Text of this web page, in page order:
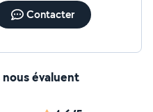
Contacter
évaluent